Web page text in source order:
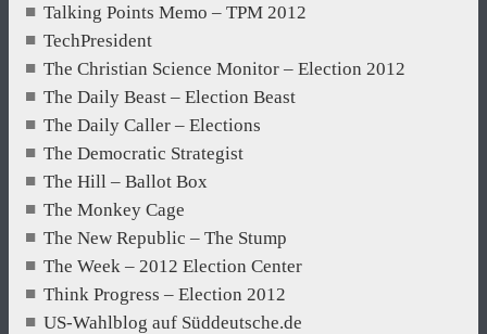
Talking Points Memo – TPM 2012
TechPresident
The Christian Science Monitor – Election 2012
The Daily Beast – Election Beast
The Daily Caller – Elections
The Democratic Strategist
The Hill – Ballot Box
The Monkey Cage
The New Republic – The Stump
The Week – 2012 Election Center
Think Progress – Election 2012
US-Wahlblog auf Süddeutsche.de